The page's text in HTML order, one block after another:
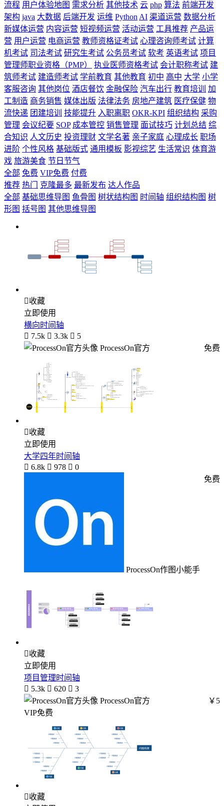
流程 用户体验地图 需求分析 其他技术 云 php 算法 前端开发
架构 java 大数据 后端开发 运维 Python AI 渠道运营 数据分析
新媒体运营 内容运营 短视频运营 活动运营 工具推荐 产品运
营 用户运营 电商运营 教师资格证考试 心理咨询师考试 计算
机考试 司法考试 研究生考试 公务员考试 软考 英语考试 项目
管理师职业资格（PMP）
执业医师资格考试 会计职称考试 建
筑师考试 建造师考试 学前教育 其他教育 初中 高中 大学 小学
客服咨询 其他岗位 酒店餐饮 金融保险 汽车出行 教育培训
加
工制造 商务销售 媒体出版 法律法务 房地产建筑 医疗保健 物
流快递 团建培训 技能提升 入职离职 OKR-KPI 组织结构 采购
管理 会议纪要 SOP 成本管控 销售管理 面试技巧 计划总结 综
合知识 人文历史 投资理财 文学名著 亲子家庭 心理成长 职场
进阶 个性风格 基础版式 通用模板 影视综艺 生活常识 体育游
戏 旅游美食 节日节气
全部 免费 VIP免费 付费
推荐 热门 克隆最多 最新发布 达人作品
全部 基础思维导图 鱼骨图 树状结构图 时间轴 组织结构图 树
形图 括号图 其他思维导图
收藏
立即使用
横向时间轴
 7.5k  3.3k  5
ProcessOn官方
免费
收藏
立即使用
大学四年时间轴
 6.8k  978  0
ProcessOn作图小能手
免费
收藏
立即使用
项目管理时间轴
 5.3k  620  3
ProcessOn官方
￥5
VIP免费
收藏